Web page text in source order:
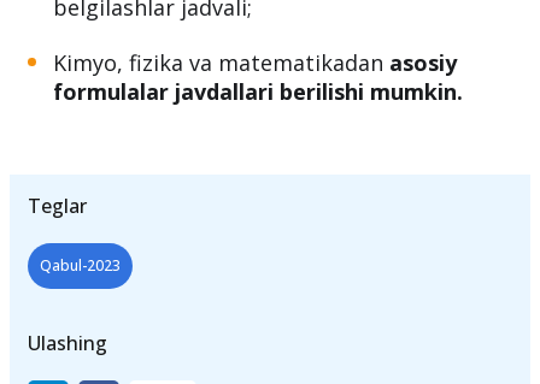
Doimiy fizik kattaliklar va shartli
belgilashlar jadvali;
Teglar
Qabul-2023